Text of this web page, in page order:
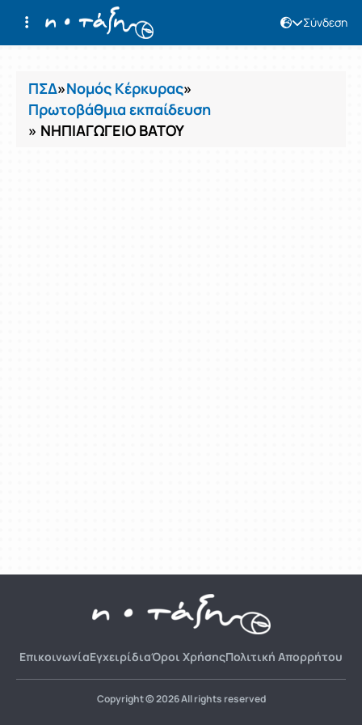
Σύνδεση
Μαθήματα
ΠΣΔ»Νομός Κέρκυρας»
Πρωτοβάθμια εκπαίδευση
» ΝΗΠΙΑΓΩΓΕΙΟ ΒΑΤΟΥ
ΕπικοινωνίαΕγχειρίδιαΌροι ΧρήσηςΠολιτική Απορρήτου
Copyright © 2026 All rights reserved